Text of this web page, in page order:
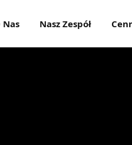
Nas Nasz Zespół